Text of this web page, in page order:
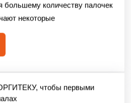
большему количеству палочек
некоторые
чтобы первыми